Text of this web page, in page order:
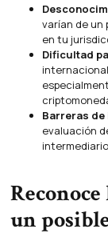
varían de un
en tu
Dificultad
Barreras
evaluación
un